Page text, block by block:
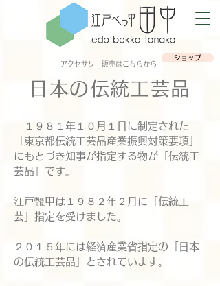
ショップ
​アクセサリー販売はこちらから
日本の伝統工芸品
​ １９８１年１０月１日に制定された
「東京都伝統工芸品産業振興対策要項」
にもとづき知事が指定する物が「伝統工
芸品」です。
江戸鼈甲は１９８２年２月に「伝統工
芸」指定を受けました。
２０１５年には経済産業省指定の「日本
の伝統工芸品」とされています。